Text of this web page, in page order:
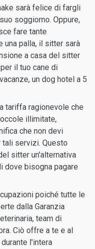
sarà felice di fargli
soggiorno. Oppure,
fare tante
una palla, il sitter sarà
a casa del sitter
il tuo cane di
un dog hotel a 5
tariffa ragionevole che
illimitate,
che non devi
tali servizi. Questo
sitter un'alternativa
dove bisogna pagare
poiché tutte le
dalla Garanzia
team di
Ciò offre a te e al
l'intera